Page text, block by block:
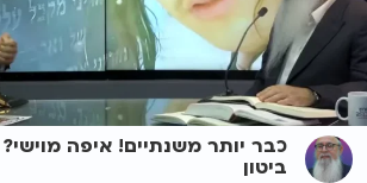
כבר יותר משנתיים! איפה
ביטון